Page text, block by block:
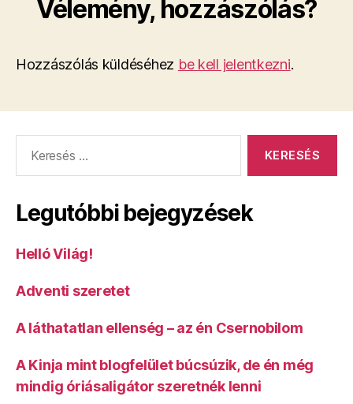
Vélemény, hozzászólás?
Hozzászólás küldéséhez be kell jelentkezni.
Legutóbbi bejegyzések
Helló Világ!
Adventi szeretet
A láthatatlan ellenség – az én Csernobilom
A Kinja mint blogfelület búcsúzik, de én még
mindig óriásaligátor szeretnék lenni